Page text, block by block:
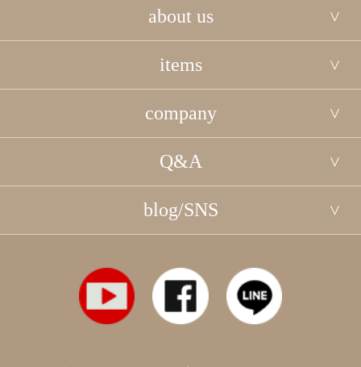
about us
items
company
Q&A
blog/SNS